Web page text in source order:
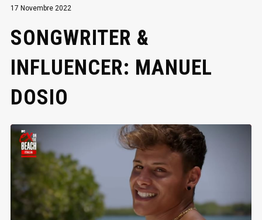
17 Novembre 2022
SONGWRITER &
INFLUENCER: MANUEL
DOSIO